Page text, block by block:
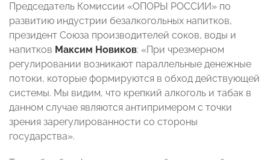
Председатель Комиссии «ОПОРЫ РОССИИ» по
развитию индустрии безалкогольных напитков,
президент Союза производителей соков, воды и
напитков Максим Новиков: «При чрезмерном
регулировании возникают параллельные денежные
потоки, которые формируются в обход действующей
системы. Мы видим, что крепкий алкоголь и табак в
данном случае являются антипримером с точки
зрения зарегулированности со стороны
государства».